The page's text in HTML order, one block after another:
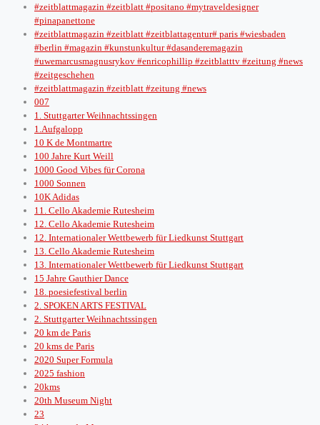
#zeitblattmagazin #zeitblatt #positano #mytraveldesigner
#pinapanettone
#zeitblattmagazin #zeitblatt #zeitblattagentur# paris #wiesbaden
#berlin #magazin #kunstunkultur #dasanderemagazin
#uwemarcusmagnusrykov #enricophillip #zeitblatttv #zeitung #news
#zeitgeschehen
#zeitblattmagazin #zeitblatt #zeitung #news
007
1. Stuttgarter Weihnachtssingen
1.Aufgalopp
10 K de Montmartre
100 Jahre Kurt Weill
1000 Good Vibes für Corona
1000 Sonnen
10K Adidas
11. Cello Akademie Rutesheim
12. Cello Akademie Rutesheim
12. Internationaler Wettbewerb für Liedkunst Stuttgart
13. Cello Akademie Rutesheim
13. Internationaler Wettbewerb für Liedkunst Stuttgart
15 Jahre Gauthier Dance
18. poesiefestival berlin
2. SPOKEN ARTS FESTIVAL
2. Stuttgarter Weihnachtssingen
20 km de Paris
20 kms de Paris
2020 Super Formula
2025 fashion
20kms
20th Museum Night
23